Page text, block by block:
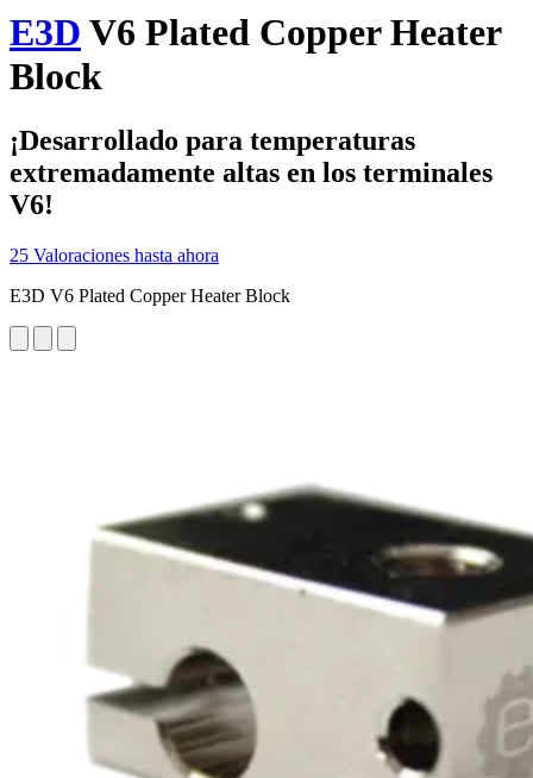
E3D V6 Plated Copper Heater
Block
¡Desarrollado para temperaturas
extremadamente altas en los terminales
V6!
25 Valoraciones hasta ahora
E3D V6 Plated Copper Heater Block